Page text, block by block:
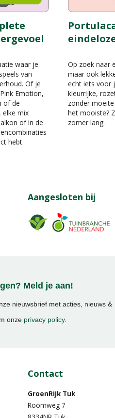
waar je
van
Of je
Emotion,
of de
elke mix
of in de
hebt
Op zoek naar
maar ook
echt iets voor
kleurrijke,
zonder
het mooiste?
zomer lang.
Aangesloten bij
Meld je aan!
nieuwsbrief met acties, nieuws &
onze privacy policy.
Contact
GroenRijk Tuk
Roomweg 7